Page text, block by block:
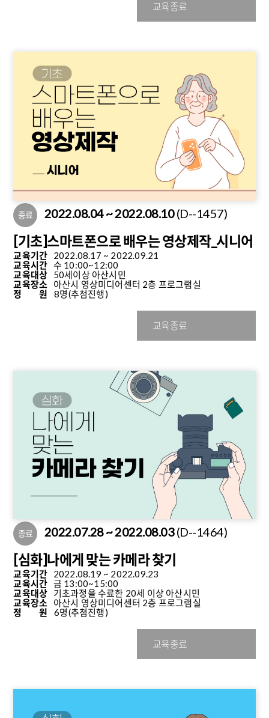
교육종료
종료 2022.08.04 ~ 2022.08.10(D--1457)
[기초]스마트폰으로 배우는 영상제작_시니어
교육기간 2022.08.17 ~ 2022.09.21
교육시간 수 10:00~12:00
교육대상 50세이상 아산시민
교육장소 아산시 영상미디어센터 2층 프로그램실
정 원
8명(추첨진행)
교육종료
종료 2022.07.28 ~ 2022.08.03(D--1464)
[심화]나에게 맞는 카메라 찾기
교육기간 2022.08.19 ~ 2022.09.23
교육시간 금 13:00~15:00
교육대상 기초과정을 수료한 20세 이상 아산시민
교육장소 아산시 영상미디어센터 2층 프로그램실
정 원
6명(추첨진행)
교육종료